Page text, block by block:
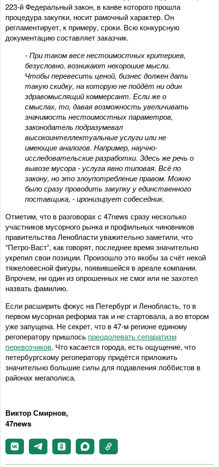
223-й Федеральный закон, в канве которого прошла
процедура закупки, носит рамочный характер. Он
регламентирует, к примеру, сроки. Всю конкурсную
документацию составляет заказчик.
- При таком весе нестоимостных критериев,
безусловно, возникают нехорошие мысли.
Чтобы перевесить ценой, бизнес должен дать
такую скидку, на которую не пойдёт ни один
здравомыслящий коммерсант. Если же о
смыслах, то, давая возможность увеличивать
значимость нестоимостных параметров,
законодатель подразумевал
высокоинтеллектуальные услуги или не
имеющие аналогов. Например, научно-
исследовательские разработки. Здесь же речь о
вывозе мусора - услуга явно типовая. Всё по
закону, но это злоупотребление правом. Можно
было сразу проводить закупку у единственного
поставщика, - иронизирует собеседник.
Отметим, что в разговорах с 47news сразу несколько
участников мусорного рынка и профильных чиновников
правительства Ленобласти уважительно заметили, что
“Петро-Васт”, как говорят, последнее время значительно
укрепил свои позиции. Произошло это якобы за счёт некой
тяжеловесной фигуры, появившейся в ареале компании.
Впрочем, ни один из опрошенных не смог или не захотел
назвать фамилию.
Если расширить фокус на Петербург и Ленобласть, то в
первом мусорная реформа так и не стартовала, а во втором
уже запущена. Не секрет, что в 47-м регионе единому
регоператору пришлось преодолевать сепаратизм
перевозчиков. Что касается города, есть ощущение, что
петербургскому регоператору придётся приложить
значительно большие силы для подавления лоббистов в
районах мегаполиса.
Виктор Смирнов,
47news